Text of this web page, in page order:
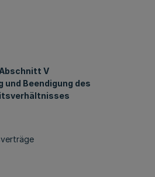
Abschnitt V
und Beendigung des